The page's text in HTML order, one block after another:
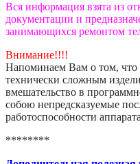
Вся информация взята из
документации и
занимающихся ремонтом
Внимание!!!!
Напоминаем Вам о том, что
технически сложным
вмешательство в
собою непредсказуемые
работоспособности
********